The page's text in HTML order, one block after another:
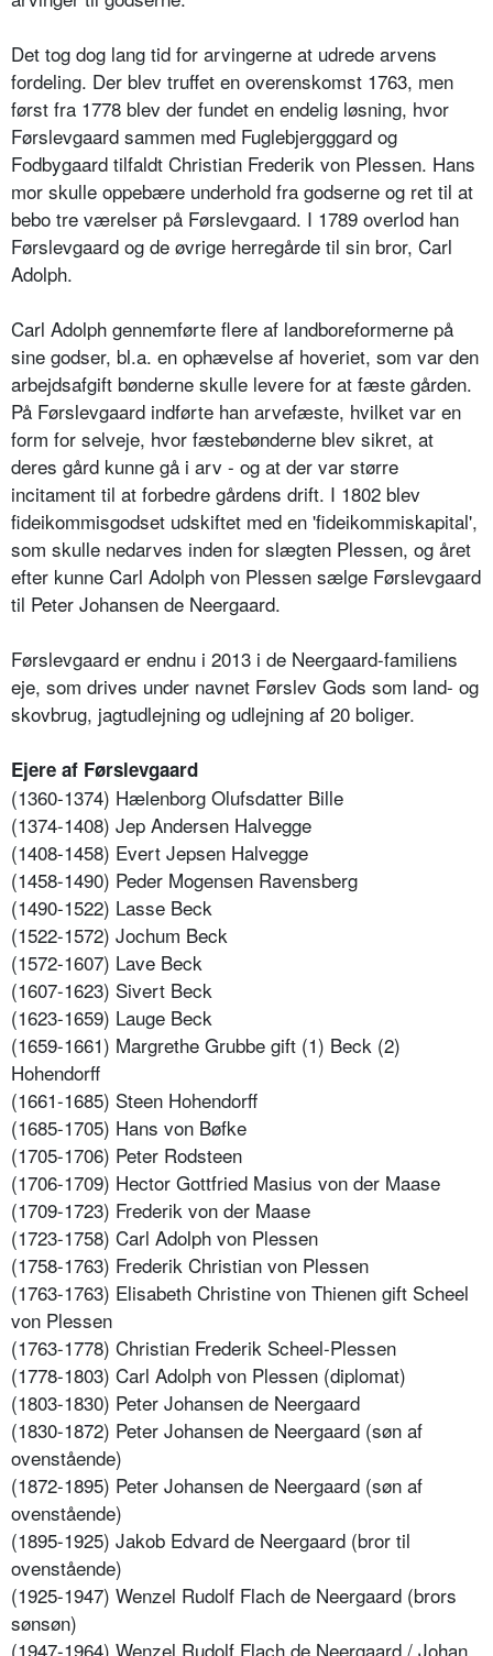
Det tog dog lang tid for arvingerne at udrede arvens
fordeling. Der blev truffet en overenskomst 1763, men
først fra 1778 blev der fundet en endelig løsning, hvor
Førslevgaard sammen med Fuglebjergggard og
Fodbygaard tilfaldt Christian Frederik von Plessen. Hans
mor skulle oppebære underhold fra godserne og ret til at
bebo tre værelser på Førslevgaard. I 1789 overlod han
Førslevgaard og de øvrige herregårde til sin bror, Carl
Adolph.
Carl Adolph gennemførte flere af landboreformerne på
sine godser, bl.a. en ophævelse af hoveriet, som var den
arbejdsafgift bønderne skulle levere for at fæste gården.
På Førslevgaard indførte han arvefæste, hvilket var en
form for selveje, hvor fæstebønderne blev sikret, at
deres gård kunne gå i arv - og at der var større
incitament til at forbedre gårdens drift. I 1802 blev
fideikommisgodset udskiftet med en 'fideikommiskapital',
som skulle nedarves inden for slægten Plessen, og året
efter kunne Carl Adolph von Plessen sælge Førslevgaard
til Peter Johansen de Neergaard.
Førslevgaard er endnu i 2013 i de Neergaard-familiens
eje, som drives under navnet Førslev Gods som land- og
skovbrug, jagtudlejning og udlejning af 20 boliger.
Ejere af Førslevgaard
(1360-1374) Hælenborg Olufsdatter Bille
(1374-1408) Jep Andersen Halvegge
(1408-1458) Evert Jepsen Halvegge
(1458-1490) Peder Mogensen Ravensberg
(1490-1522) Lasse Beck
(1522-1572) Jochum Beck
(1572-1607) Lave Beck
(1607-1623) Sivert Beck
(1623-1659) Lauge Beck
(1659-1661) Margrethe Grubbe gift (1) Beck (2)
Hohendorff
(1661-1685) Steen Hohendorff
(1685-1705) Hans von Bøfke
(1705-1706) Peter Rodsteen
(1706-1709) Hector Gottfried Masius von der Maase
(1709-1723) Frederik von der Maase
(1723-1758) Carl Adolph von Plessen
(1758-1763) Frederik Christian von Plessen
(1763-1763) Elisabeth Christine von Thienen gift Scheel
von Plessen
(1763-1778) Christian Frederik Scheel-Plessen
(1778-1803) Carl Adolph von Plessen (diplomat)
(1803-1830) Peter Johansen de Neergaard
(1830-1872) Peter Johansen de Neergaard (søn af
ovenstående)
(1872-1895) Peter Johansen de Neergaard (søn af
ovenstående)
(1895-1925) Jakob Edvard de Neergaard (bror til
ovenstående)
(1925-1947) Wenzel Rudolf Flach de Neergaard (brors
sønsøn)
(1947-1964) Wenzel Rudolf Flach de Neergaard / Johan